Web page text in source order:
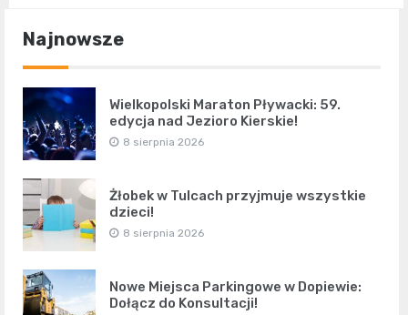
Najnowsze
Wielkopolski Maraton Pływacki: 59.
edycja nad Jezioro Kierskie!
8 sierpnia 2026
Żłobek w Tulcach przyjmuje wszystkie
dzieci!
8 sierpnia 2026
Nowe Miejsca Parkingowe w Dopiewie:
Dołącz do Konsultacji!